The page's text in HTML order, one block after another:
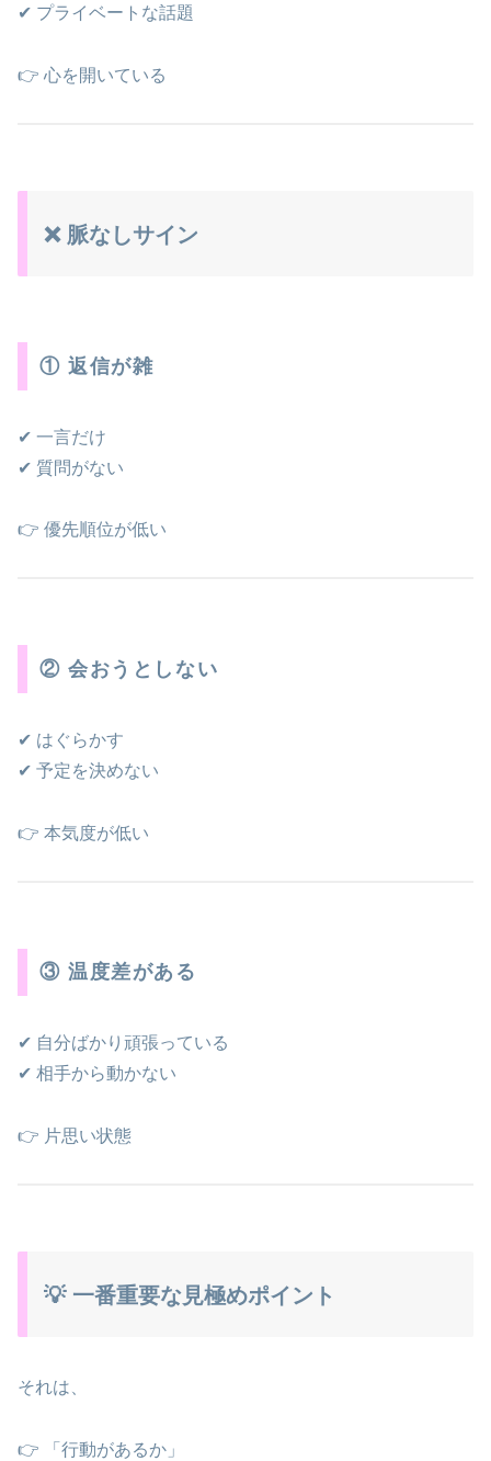
✔ プライベートな話題
👉 心を開いている
❌ 脈なしサイン
① 返信が雑
✔ 一言だけ
✔ 質問がない
👉 優先順位が低い
② 会おうとしない
✔ はぐらかす
✔ 予定を決めない
👉 本気度が低い
③ 温度差がある
✔ 自分ばかり頑張っている
✔ 相手から動かない
👉 片思い状態
💡 一番重要な見極めポイント
それは、
👉 「行動があるか」